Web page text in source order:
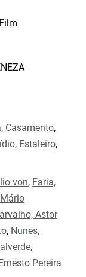
, Casamento,
, Estaleiro,
von, Faria,
Astor
, Nunes,
Pereira